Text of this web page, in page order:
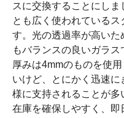
スに交換することにし
とも広く使われている
す。光の透過率が高い
もバランスの良いガラ
厚みは4mmのものを使
いけど、とにかく迅速
様に支持されることが
在庫を確保しやすく、即